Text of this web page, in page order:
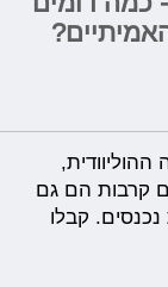
קרבות הם גם
קבלו